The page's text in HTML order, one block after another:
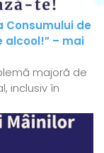
Consumului de
alcool!” – mai
majoră de
inclusiv în